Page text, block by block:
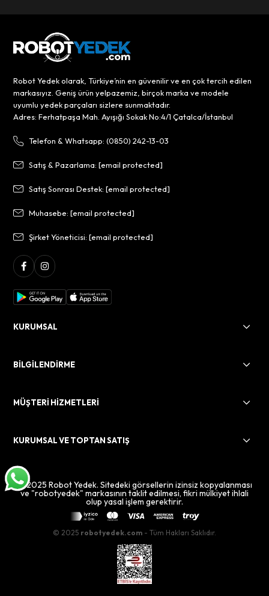
Robot Yedek olarak, Türkiye’nin en güvenilir ve en çok tercih edilen
markasıyız. Geniş ürün yelpazemiz, birçok marka ve modele
uyumlu yedek parçaları sizlere sunmaktadır.
Adres: Ferhatpaşa Mah. Ayışığı Sokak No:4/1 Çatalca/İstanbul
Telefon & Whatsapp: (0850) 242-13-03
Satış & Pazarlama:[email protected]
Satış Sonrası Destek:[email protected]
Muhasebe:[email protected]
Şirket Yöneticisi:[email protected]
KURUMSAL
BİLGİLENDİRME
MÜŞTERİ HİZMETLERİ
KURUMSAL VE TOPTAN SATIŞ
© 2025 Robot Yedek. Sitedeki görsellerin izinsiz kopyalanması
ve "robotyedek" markasının taklit edilmesi, fikri mülkiyet ihlali
olup yasal işlem gerektirir.
© 2025 robotyedek.com - Tüm Hakları Saklıdır.